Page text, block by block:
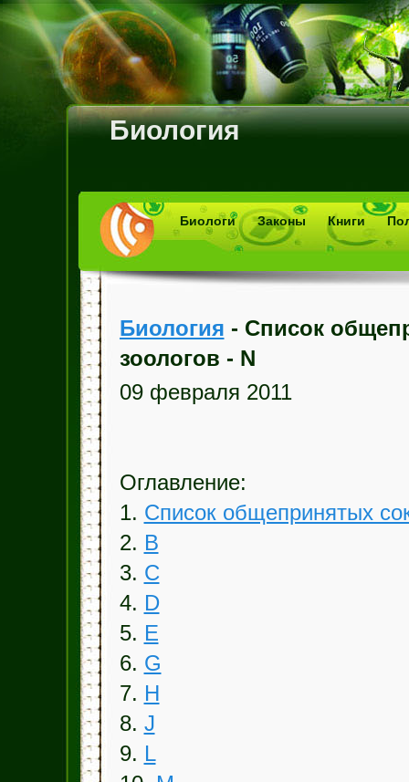
Биология
Биологи Законы Книги
Биология - Список
зоологов - N
09 февраля 2011
Оглавление:
1. Список общепринятых
2. B
3. C
4. D
5. E
6. G
7. H
8. J
9. L